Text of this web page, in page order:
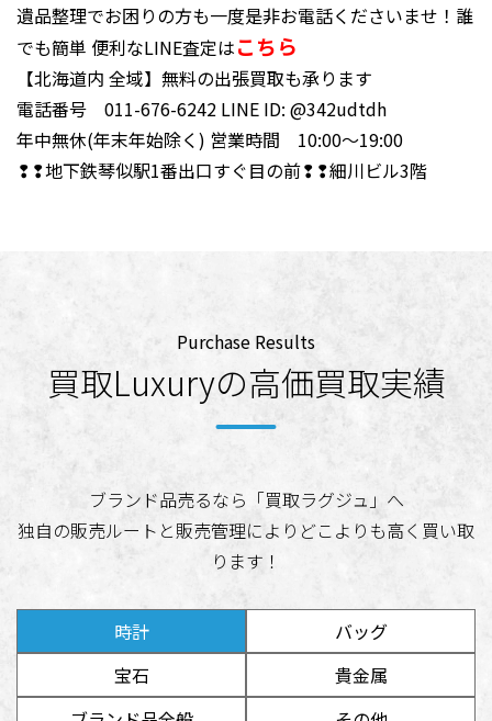
遺品整理でお困りの方も一度是非お電話くださいませ！誰
でも簡単 便利なLINE査定はこちら
【北海道内 全域】無料の出張買取も承ります
電話番号 011-676-6242 LINE ID: @342udtdh
年中無休(年末年始除く) 営業時間 10:00～19:00
❢❢地下鉄琴似駅1番出口すぐ目の前❢❢細川ビル3階
Purchase Results
買取Luxuryの高価買取実績
ブランド品売るなら「買取ラグジュ」へ
独自の販売ルートと販売管理によりどこよりも高く買い取
ります！
時計
バッグ
宝石
貴金属